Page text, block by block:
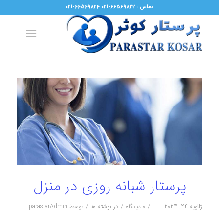
تماس : 66569822-021 66569824-021
پرستار شبانه روزی در منزل
ژانویه 24, 2023 / 0 دیدگاه / در نوشته ها / توسط parastarAdmin